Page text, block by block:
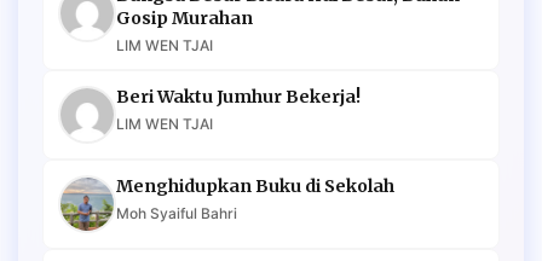
Gosip Murahan
LIM WEN TJAI
Beri Waktu Jumhur Bekerja!
LIM WEN TJAI
Menghidupkan Buku di Sekolah
Moh Syaiful Bahri